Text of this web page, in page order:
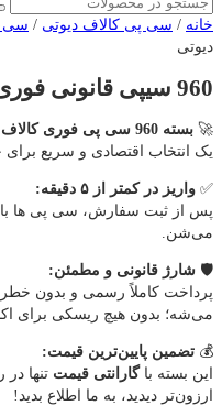
خانه / سی پی کالاف دیوتی / سی
دیوتی
960 سیپی قانونی فوری کالاف دیوتی
🚀 بسته 960 سی پی فوری کالاف دیوتی موبایل
یک انتخاب اقتصادی و سریع
✅ واریز در کمتر از ۵ دقیقه:
پس از ثبت سفارش، سی پی ها با
می‌شن.
🛡️ شارژ قانونی و مطمئن:
پرداخت کاملاً رسمی و بدون
می‌شه؛ بدون هیچ ریسکی برای
💰 تضمین پایین‌ترین قیمت:
این بسته باگارانتی قیمت تنها
ارزون‌تر دیدید، به ما اطلاع بدید!